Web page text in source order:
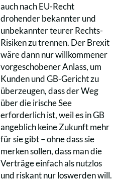
auch nach EU-Recht
drohender bekannter und
unbekannter teurer Rechts-
Risiken zu trennen. Der Brexit
wäre dann nur willkommener
vorgeschobener Anlass, um
Kunden und GB-Gericht zu
überzeugen, dass der Weg
über die irische See
erforderlich ist, weil es in GB
angeblich keine Zukunft mehr
für sie gibt – ohne dass sie
merken sollen, dass man die
Verträge einfach als nutzlos
und riskant nur loswerden will.